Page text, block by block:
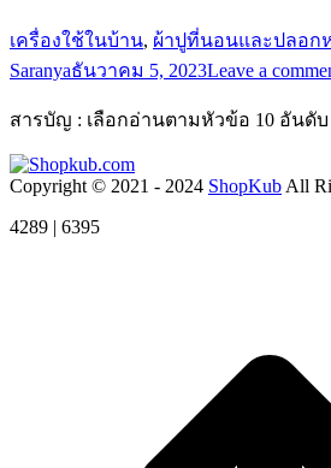
เครื่องใช้ในบ้าน, ผ้าปูที่นอนและปลอก
Saranyaธันวาคม 5, 2023Leave a
สารบัญ : เลือกอ่านตามหัวข้อ 10 อัน
Copyright © 2021 - 2024 ShopKub All
4289 | 6395